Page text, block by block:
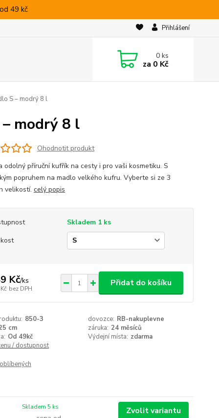
49 kč
Přihlášení
0ks
za 0 Kč
S – modrý 8 l
modrý 8 l
Ohodnotit produkt
odolný příruční kufřík na cesty i pro vaši kosmetiku. S
popruhem na madlo velkého kufru. Vyberte si ze 3
velikostí. celý popis
Skladem 1 ks
Kč/ks
bez DPH
Přidat do košíku
850-3 dovozce: RB-nakuplevne
cm
záruka: 24 měsíců
Od 49kč Výdejní místa: zdarma
/ dostupnost
Skladem 5 ks Zvolit variantu